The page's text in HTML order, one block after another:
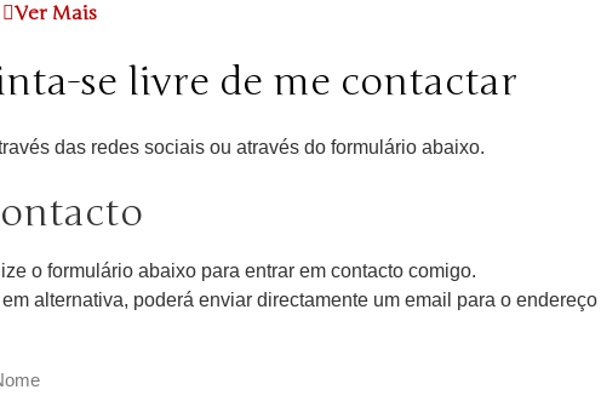
Ver Mais
se livre de me contactar
das redes sociais ou através do formulário abaixo.
o formulário abaixo para entrar em contacto comigo.
alternativa, poderá enviar directamente um email para o endereço